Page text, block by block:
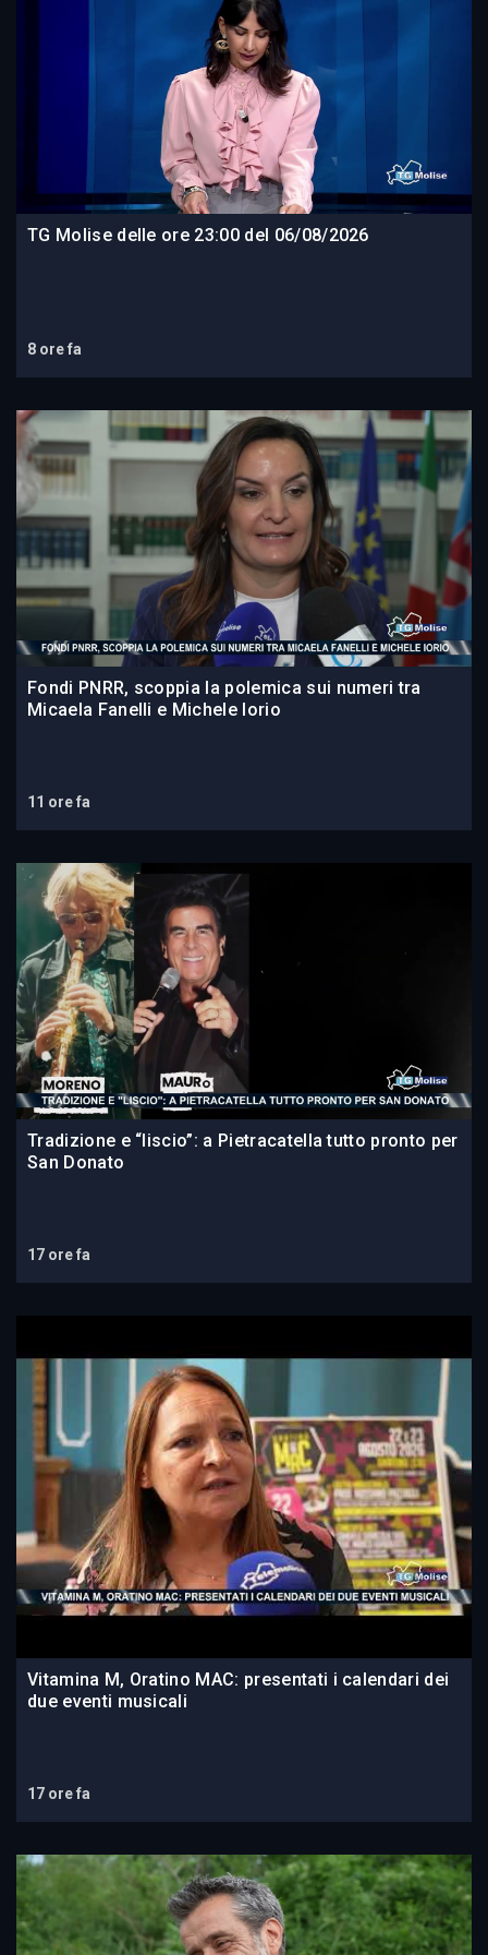
TG Molise delle ore 23:00 del 06/08/2026
8 ore fa
Fondi PNRR, scoppia la polemica sui numeri tra
Micaela Fanelli e Michele Iorio
11 ore fa
Tradizione e “liscio”: a Pietracatella tutto pronto per
San Donato
17 ore fa
Vitamina M, Oratino MAC: presentati i calendari dei
due eventi musicali
17 ore fa